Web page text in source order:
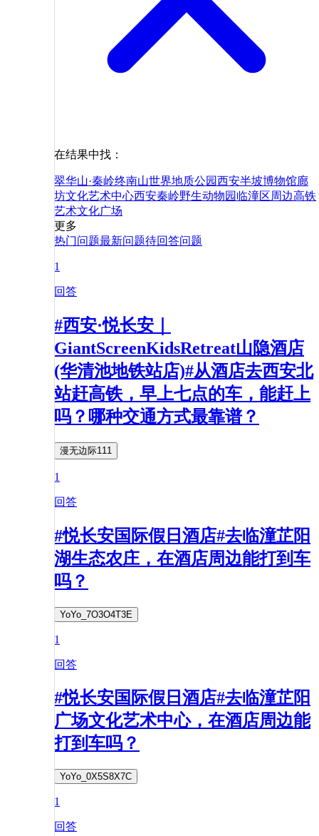
在结果中找：
翠华山·秦岭终南山世界地质公园西安半坡博物馆廊
坊文化艺术中心西安秦岭野生动物园 临潼区周边高铁
艺术文化广场
更多
热门问题最新问题待回答问题
1
回答
#西安·悦长安｜
GiantScreenKidsRetreat山隐酒店
(华清池地铁站店)#从酒店去西安北
站赶高铁，早上七点的车，能赶上
吗？哪种交通方式最靠谱？
漫无边际111
1
回答
#悦长安国际假日酒店#去临潼芷阳
湖生态农庄，在酒店周边能打到车
吗？
YoYo_7O3O4T3E
1
回答
#悦长安国际假日酒店#去临潼芷阳
广场文化艺术中心，在酒店周边能
打到车吗？
YoYo_0X5S8X7C
1
回答